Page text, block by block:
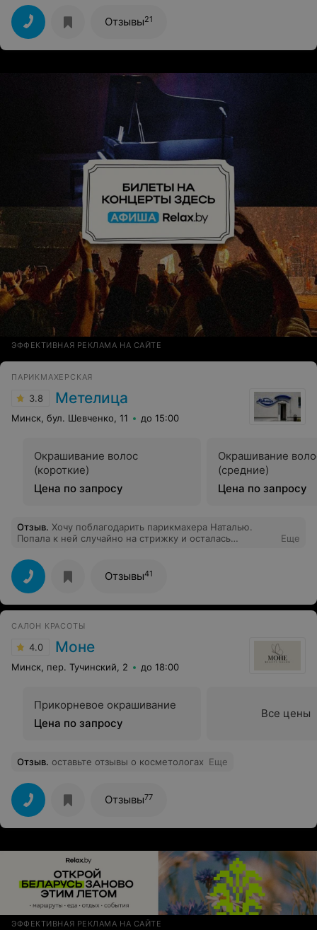
профессионализм, советы! Администратор - очень
вежливая, приятная. Хочется посещать вас еще и еще!
Благодарю за подаренное настроение и позитивный
заряд на ближайшие дни!
Отзывы21
ЭФФЕКТИВНАЯ РЕКЛАМА НА САЙТЕ
ПАРИКМАХЕРСКАЯ
3.8 Метелица
Минск, бул. Шевченко, 11 до 15:00
Окрашивание волос
(короткие)
Цена по запросу
Окрашивание
(средние)
Цена по запросу
Отзыв. Хочу поблагодарить парикмахера Наталью.
Попала к ней случайно на стрижку и осталась
Очень порадовала доброжелательность как Натальи,
так и администратора к сожалению не знаю ее
имени(черненькая девушка). После посещения
данного салона у меня остались только
положительные эмоции.
Еще
Отзывы41
САЛОН КРАСОТЫ
4.0 Моне
Минск, пер. Тучинский, 2 до 18:00
Прикорневое окрашивание
Цена по запросу
Все цены
Отзыв. оставьте отзывы о косметологах Еще
Отзывы77
ЭФФЕКТИВНАЯ РЕКЛАМА НА САЙТЕ